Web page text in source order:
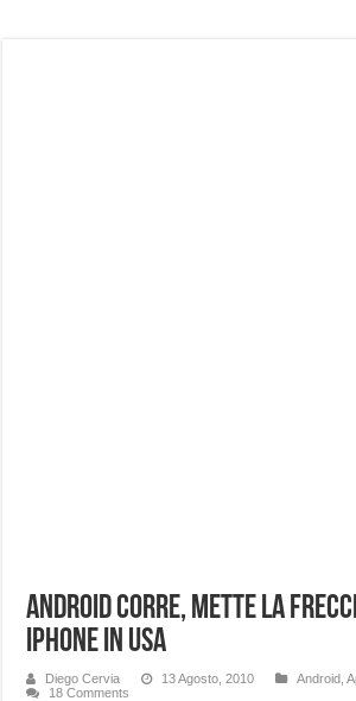
Android corre, mette la
iPhone in USA
Diego Cervia 13 Agosto, 2010 Android ,
18 Comments